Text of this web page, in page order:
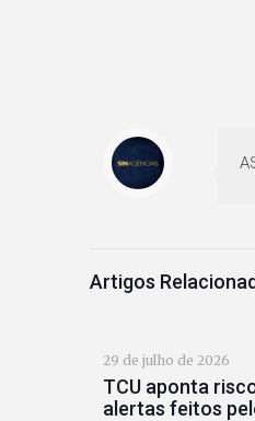
Artigos
29 de julho de 2026
TCU aponta
alertas feitos